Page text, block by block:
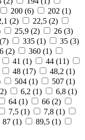
200 (6) 202 (1)
(2) 22,5 (2)
25,9 (2) 26 (3)
7) 335 (1) 35 (3)
(2) 360 (1)
41 (1) 44 (11)
48 (17) 48,2 (1)
504 (1) 507 (1)
2) 6,2 (1) 6,8 (1)
64 (1) 66 (2)
7,5 (1) 7,8 (1)
87 (1) 89,5 (1)